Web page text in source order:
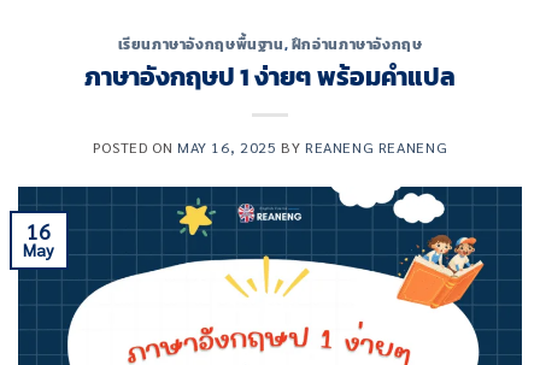
เรียนภาษาอังกฤษพื้นฐาน,ฝึกอ่านภาษาอังกฤษ
ภาษาอังกฤษป 1 ง่ายๆ พร้อมคำแปล
POSTED ON MAY 16, 2025 BY REANENG REANENG
16
May